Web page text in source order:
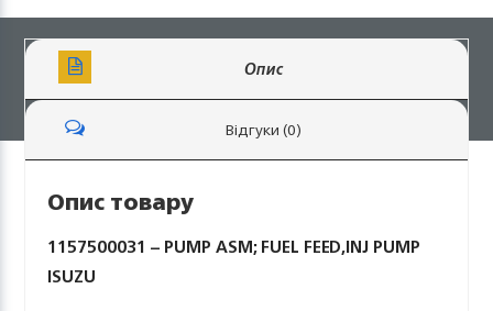
Опис
Відгуки (0)
Опис товару
1157500031 – PUMP ASM; FUEL FEED,INJ PUMP
ISUZU